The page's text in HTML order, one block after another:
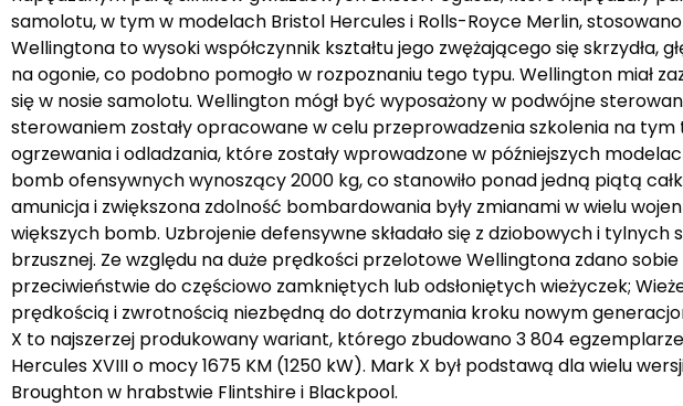
samolotu, w tym w modelach Bristol Hercules i Rolls-Royce Merlin,
Wellingtona to wysoki współczynnik kształtu jego zwężającego się skrzydła,
na ogonie, co podobno pomogło w rozpoznaniu tego typu. Wellington miał
się w nosie samolotu. Wellington mógł być wyposażony w podwójne
sterowaniem zostały opracowane w celu przeprowadzenia szkolenia na tym
ogrzewania i odladzania, które zostały wprowadzone w późniejszych
bomb ofensywnych wynoszący 2000 kg, co stanowiło ponad jedną piątą
amunicja i zwiększona zdolność bombardowania były zmianami w wielu
większych bomb. Uzbrojenie defensywne składało się z dziobowych i
brzusznej. Ze względu na duże prędkości przelotowe Wellingtona zdano
przeciwieństwie do częściowo zamkniętych lub odsłoniętych wieżyczek;
prędkością i zwrotnością niezbędną do dotrzymania kroku nowym
X to najszerzej produkowany wariant, którego zbudowano 3 804
Hercules XVIII o mocy 1675 KM (1250 kW). Mark X był podstawą dla wielu
Broughton w hrabstwie Flintshire i Blackpool.